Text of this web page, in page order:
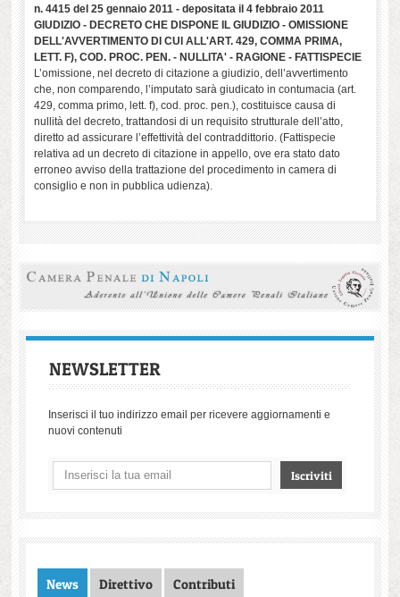
n. 4415 del 25 gennaio 2011 - depositata il 4 febbraio 2011
GIUDIZIO - DECRETO CHE DISPONE IL GIUDIZIO - OMISSIONE
DELL'AVVERTIMENTO DI CUI ALL'ART. 429, COMMA PRIMA,
LETT. F), COD. PROC. PEN. - NULLITA' - RAGIONE - FATTISPECIE
L’omissione, nel decreto di citazione a giudizio, dell’avvertimento
che, non comparendo, l’imputato sarà giudicato in contumacia (art.
429, comma primo, lett. f), cod. proc. pen.), costituisce causa di
nullità del decreto, trattandosi di un requisito strutturale dell’atto,
diretto ad assicurare l’effettività del contraddittorio. (Fattispecie
relativa ad un decreto di citazione in appello, ove era stato dato
erroneo avviso della trattazione del procedimento in camera di
consiglio e non in pubblica udienza).
NEWSLETTER
Inserisci il tuo indirizzo email per ricevere aggiornamenti e
nuovi contenuti
News Direttivo Contributi